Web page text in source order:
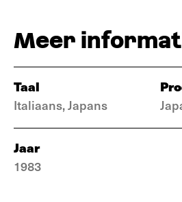
Meer
Taal
Italiaans, Japans
Jaar
1983